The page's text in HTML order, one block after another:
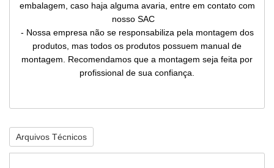
embalagem, caso haja alguma avaria, entre em contato com
nosso SAC
- Nossa empresa não se responsabiliza pela montagem dos
produtos, mas todos os produtos possuem manual de
montagem. Recomendamos que a montagem seja feita por
profissional de sua confiança.
Arquivos Técnicos